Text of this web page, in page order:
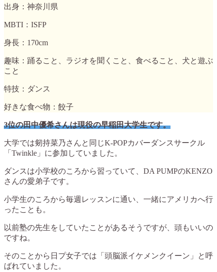
出身：神奈川県
MBTI：ISFP
身長：170cm
趣味：踊ること、ラジオを聞くこと、食べること、犬と遊ぶ
こと
特技：ダンス
好きな食べ物：餃子
3位の田中優希さんは現役の早稲田大学生です。
大学では剱持菜乃さんと同じK-POPカバーダンスサークル
「Twinkle」に参加していました。
ダンスは小学校のころから習っていて、DA PUMPのKENZO
さんの愛弟子です。
小学生のころから毎週レッスンに通い、一緒にアメリカへ行
ったことも。
以前塾の先生をしていたことがあるそうですが、頭もいいの
ですね。
そのことから日プ女子では「頭脳派イケメンクイーン」と呼
ばれていました。